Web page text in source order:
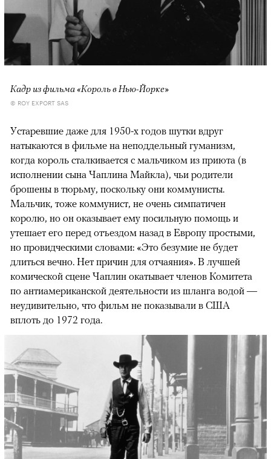
Кадр из фильма «Король в Нью-Йорке»
© ROY EXPORT SAS
Устаревшие даже для 1950-х годов шутки вдруг
натыкаются в фильме на неподдельный гуманизм,
когда король сталкивается с мальчиком из приюта (в
исполнении сына Чаплина Майкла), чьи родители
брошены в тюрьму, поскольку они коммунисты.
Мальчик, тоже коммунист, не очень симпатичен
королю, но он оказывает ему посильную помощь и
утешает его перед отъездом назад в Европу простыми,
но провидческими словами: «Это безумие не будет
длиться вечно. Нет причин для отчаяния». В лучшей
комической сцене Чаплин окатывает членов Комитета
по антиамериканской деятельности из шланга водой —
неудивительно, что фильм не показывали в США
вплоть до 1972 года.